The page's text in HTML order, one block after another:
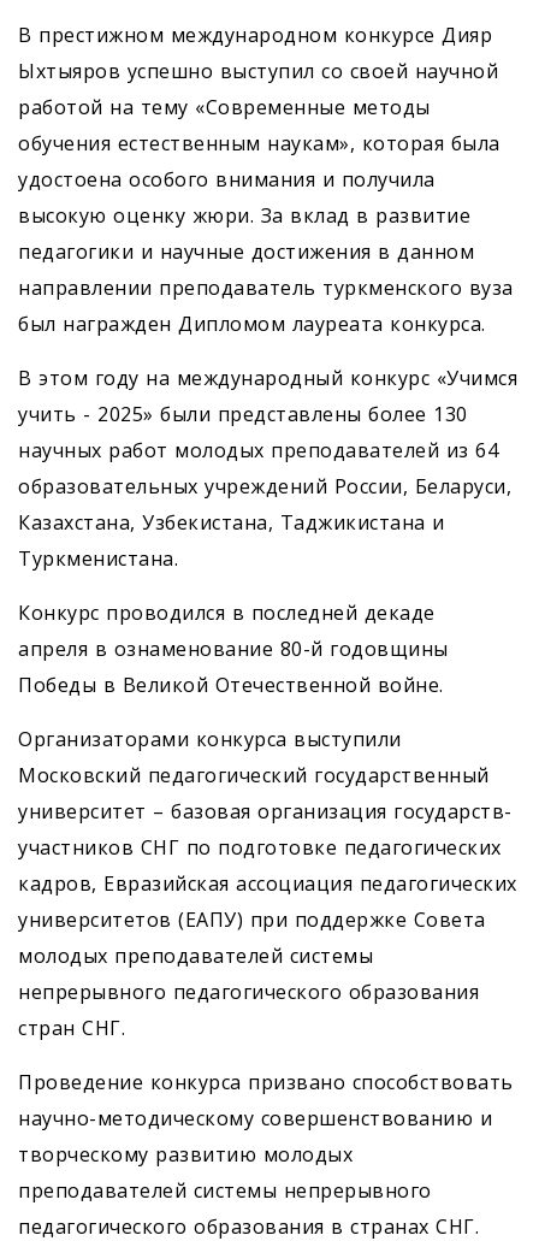
В престижном международном конкурсе Дияр
Ыхтыяров успешно выступил со своей научной
работой на тему «Современные методы
обучения естественным наукам», которая была
удостоена особого внимания и получила
высокую оценку жюри. За вклад в развитие
педагогики и научные достижения в данном
направлении преподаватель туркменского вуза
был награжден Дипломом лауреата конкурса.
В этом году на международный конкурс «Учимся
учить - 2025» были представлены более 130
научных работ молодых преподавателей из 64
образовательных учреждений России, Беларуси,
Казахстана, Узбекистана, Таджикистана и
Туркменистана.
Конкурс проводился в последней декаде
апреля в ознаменование 80-й годовщины
Победы в Великой Отечественной войне.
Организаторами конкурса выступили
Московский педагогический государственный
университет – базовая организация государств-
участников СНГ по подготовке педагогических
кадров, Евразийская ассоциация педагогических
университетов (ЕАПУ) при поддержке Совета
молодых преподавателей системы
непрерывного педагогического образования
стран СНГ.
Проведение конкурса призвано способствовать
научно-методическому совершенствованию и
творческому развитию молодых
преподавателей системы непрерывного
педагогического образования в странах СНГ.